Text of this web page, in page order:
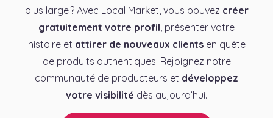
plus large ? Avec Local Market, vous pouvez créer
gratuitement votre profil , présenter votre
histoire et attirer de nouveaux clientsen quête
de produits authentiques. Rejoignez notre
communauté de producteurs et développez
votre visibilité dès aujourd’hui.